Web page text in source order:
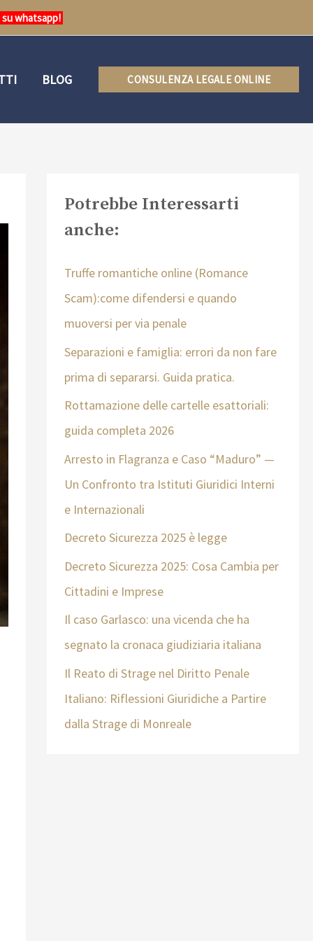
su whatsapp!
BLOG CONSULENZA LEGALE ONLINE
Potrebbe Interessarti
anche:
Truffe romantiche online (Romance
Scam):come difendersi e quando
muoversi per via penale
Separazioni e famiglia: errori da non fare
prima di separarsi. Guida pratica.
Rottamazione delle cartelle esattoriali:
guida completa 2026
Arresto in Flagranza e Caso “Maduro” —
Un Confronto tra Istituti Giuridici Interni
e Internazionali
Decreto Sicurezza 2025 è legge
Decreto Sicurezza 2025: Cosa Cambia per
Cittadini e Imprese
Il caso Garlasco: una vicenda che ha
segnato la cronaca giudiziaria italiana
Il Reato di Strage nel Diritto Penale
Italiano: Riflessioni Giuridiche a Partire
dalla Strage di Monreale